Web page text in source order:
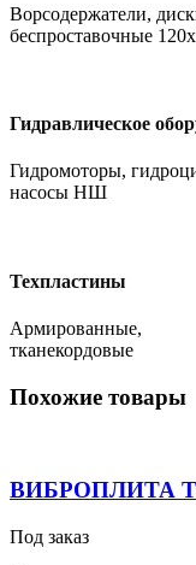
Ворсодержатели,
беспроставочные
Гидравлическое
Гидромоторы,
насосы НШ
Техпластины
Армированные,
тканекордовые
Похожие товары
ВИБРОПЛИТА
Под заказ